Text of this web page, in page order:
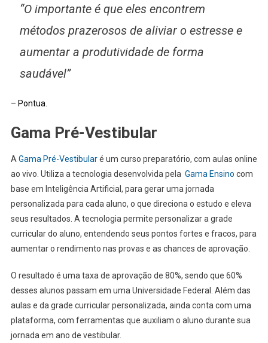
“O importante é que eles encontrem
métodos prazerosos de aliviar o estresse e
aumentar a produtividade de forma
saudável”
– Pontua.
Gama Pré-Vestibular
A Gama Pré-Vestibularé um curso preparatório, com aulas online
ao vivo. Utiliza a tecnologia desenvolvida pela Gama Ensino com
base em Inteligência Artificial, para gerar uma jornada
personalizada para cada aluno, o que direciona o estudo e eleva
seus resultados. A tecnologia permite personalizar a grade
curricular do aluno, entendendo seus pontos fortes e fracos, para
aumentar o rendimento nas provas e as chances de aprovação.
O resultado é uma taxa de aprovação de 80%, sendo que 60%
desses alunos passam em uma Universidade Federal. Além das
aulas e da grade curricular personalizada, ainda conta com uma
plataforma, com ferramentas que auxiliam o aluno durante sua
jornada em ano de vestibular.